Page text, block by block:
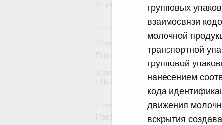
групповых
взаимосвязи
молочной
транспортной
групповой
нанесением
кода
движения
вскрытия
О признании утратившими силу
Постановление Правительства
О внесении изменений в постановление
Постановление Правительства